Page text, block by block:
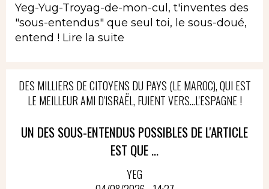
Yeg-Yug-Troyag-de-mon-cul, t'inventes des
"sous-entendus" que seul toi, le sous-doué,
entend ! Lire la suite
DES MILLIERS DE CITOYENS DU PAYS (LE MAROC), QUI EST
LE MEILLEUR AMI D'ISRAËL, FUIENT VERS...L'ESPAGNE !
UN DES SOUS-ENTENDUS POSSIBLES DE L'ARTICLE
EST QUE ...
YEG